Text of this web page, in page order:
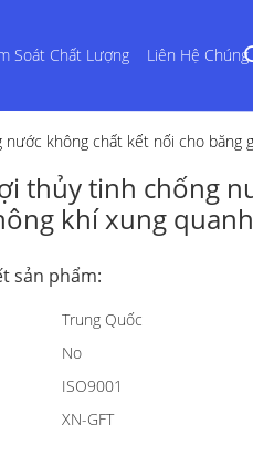
Soát Chất Lượng Liên Hệ Chúng
không chất kết nối cho băng
thủy tinh chống
khí xung quanh
sản phẩm:
Trung Quốc
No
ISO9001
XN-GFT